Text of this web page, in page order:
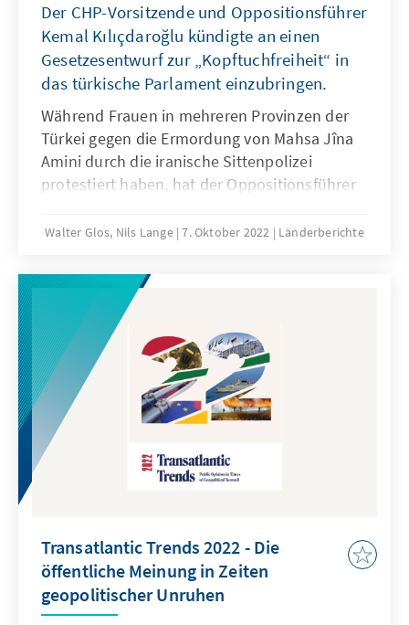
Der CHP-Vorsitzende und Oppositionsführer
Kemal Kılıçdaroğlu kündigte an einen
Gesetzesentwurf zur „Kopftuchfreiheit“ in
das türkische Parlament einzubringen.
Während Frauen in mehreren Provinzen der
Türkei gegen die Ermordung von Mahsa Jîna
Amini durch die iranische Sittenpolizei
protestiert haben, hat der Oppositionsführer
Volkspartei (CHP) ein Gesetz vorgeschlagen,
gesetzlich festzuschreiben soll. Angesichts
der für Juni 2023 angesetzten, versucht
ausgerechnet die säkulare CHP ein weiteres
Thema der regierenden AK Partei von der
Tagesordnung zu nehmen.
Walter Glos, Nils Lange 7. Oktober 2022 Länderberichte
Transatlantic Trends 2022 - Die
öffentliche Meinung in Zeiten
geopolitischer Unruhen